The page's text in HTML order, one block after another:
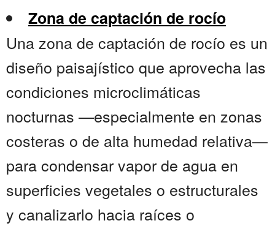
Zona de captación de rocío
Una zona de captación de rocío es un
diseño paisajístico que aprovecha las
condiciones microclimáticas
nocturnas —especialmente en zonas
costeras o de alta humedad relativa—
para condensar vapor de agua en
superficies vegetales o estructurales
y canalizarlo hacia raíces o